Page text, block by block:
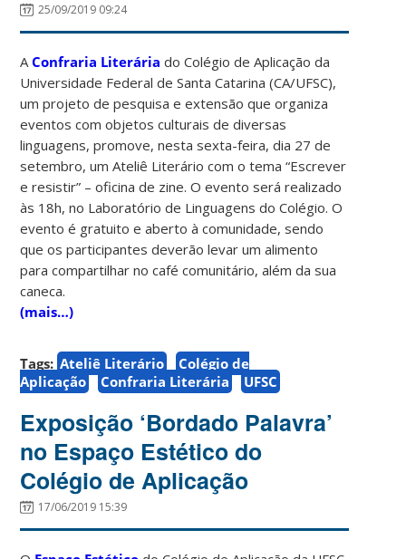
25/09/2019 09:24
AConfraria Literária do Colégio de Aplicação da
Universidade Federal de Santa Catarina (CA/UFSC),
um projeto de pesquisa e extensão que organiza
eventos com objetos culturais de diversas
linguagens, promove, nesta sexta-feira, dia 27 de
setembro, um Ateliê Literário com o tema “Escrever
e resistir” – oficina de zine. O evento será realizado
às 18h, no Laboratório de Linguagens do Colégio. O
evento é gratuito e aberto à comunidade, sendo
que os participantes deverão levar um alimento
para compartilhar no café comunitário, além da sua
caneca.
(mais…)
Tags: Ateliê Literário
Colégio de
Aplicação
Confraria Literária UFSC
Exposição ‘Bordado Palavra’
no Espaço Estético do
Colégio de Aplicação
17/06/2019 15:39